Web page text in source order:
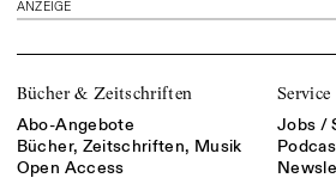
ANZEIGE
Bücher & Zeitschriften
Abo-Angebote
Bücher, Zeitschriften, Musik
Open Access
Service
Jobs /